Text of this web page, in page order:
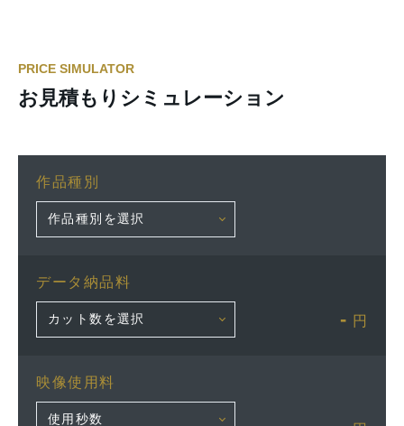
PRICE SIMULATOR
お見積もりシミュレーション
作品種別
データ納品料
- 円
映像使用料